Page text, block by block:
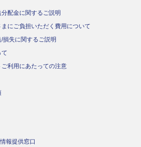
配金に関するご説明
にご負担いただく費用について
損失に関するご説明
て
ご利用にあたっての注意
報提供窓口